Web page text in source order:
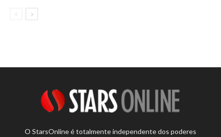
O StarsOnline é totalmente independente dos poderes